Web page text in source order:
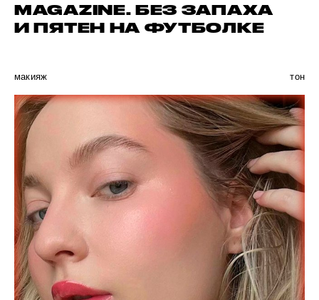
MAGAZINE. БЕЗ ЗАПАХА
И ПЯТЕН НА ФУТБОЛКЕ
макияж тон